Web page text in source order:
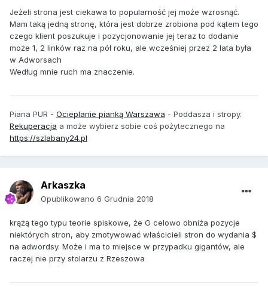
Jeżeli strona jest ciekawa to popularność jej może wzrosnąć.
Mam taką jedną stronę, która jest dobrze zrobiona pod kątem tego
czego klient poszukuje i pozycjonowanie jej teraz to dodanie
może 1, 2 linków raz na pół roku, ale wcześniej przez 2 lata była
w Adworsach
Według mnie ruch ma znaczenie.
Piana PUR - Ocieplanie pianką Warszawa - Poddasza i stropy.
Rekuperacja a może wybierz sobie coś pożytecznego na
https://szlabany24.pl
Arkaszka
Opublikowano 6 Grudnia 2018
krążą tego typu teorie spiskowe, że G celowo obniża pozycje
niektórych stron, aby zmotywować właścicieli stron do wydania $
na adwordsy. Może i ma to miejsce w przypadku gigantów, ale
raczej nie przy stolarzu z Rzeszowa